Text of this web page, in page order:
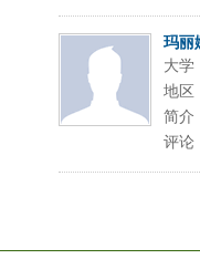
玛丽
大学
地区
简介
评论